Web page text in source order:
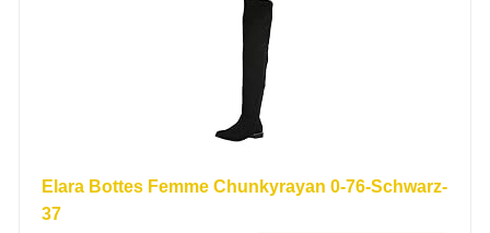
Elara Bottes Femme Chunkyrayan 0-76-Schwarz-
37